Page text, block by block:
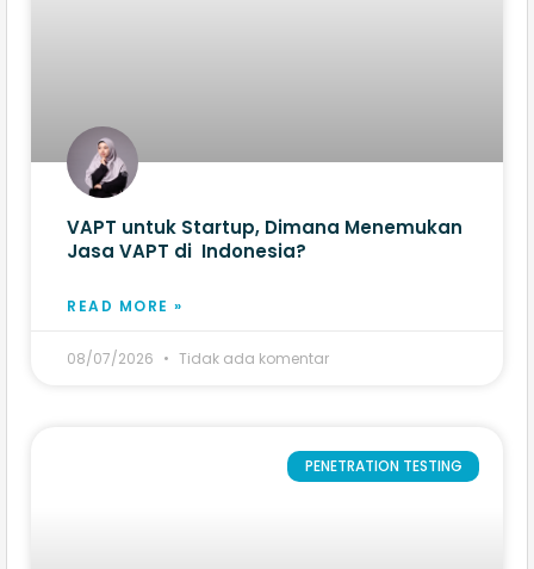
VAPT untuk Startup, Dimana Menemukan
Jasa VAPT di Indonesia?
READ MORE »
08/07/2026 Tidak ada komentar
PENETRATION TESTING